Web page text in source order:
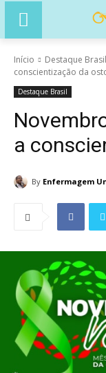
Início Destaque Brasil
conscientização da
Destaque Brasil
a
By Enfermagem